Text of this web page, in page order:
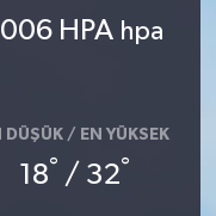
HPA hpa
DÜŞÜK / EN YÜKSEK
18° / 32°